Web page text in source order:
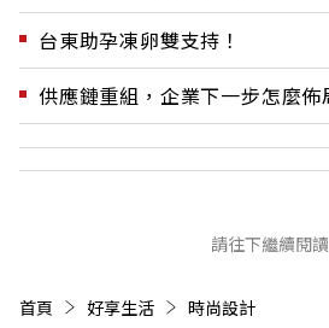
台東助孕凍卵雙支持！
供應鏈重組，企業下一步怎麼佈
請往下繼續閱讀
首頁 好享生活 時尚設計